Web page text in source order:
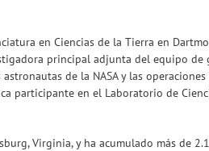
en Ciencias de la Tierra en
principal adjunta del equipo de
de la NASA y las
participante en el Laboratorio de
Virginia, y ha acumulado más de